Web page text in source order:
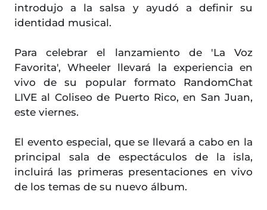
introdujo a la salsa y ayudó a definir su
identidad musical.
Para celebrar el lanzamiento de 'La Voz
Favorita', Wheeler llevará la experiencia en
vivo de su popular formato RandomChat
LIVE al Coliseo de Puerto Rico, en San Juan,
este viernes.
El evento especial, que se llevará a cabo en la
principal sala de espectáculos de la isla,
incluirá las primeras presentaciones en vivo
de los temas de su nuevo álbum.